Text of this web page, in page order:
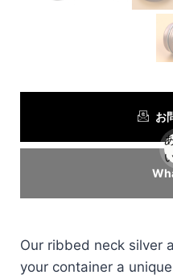
お
Our ribbed neck silver
your container a